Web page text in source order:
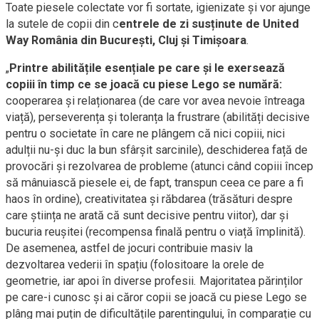
Toate piesele colectate vor fi sortate, igienizate și vor ajunge
la sutele de copii din centrele de zi susținute de United
Way România din București, Cluj și Timișoara.
„Printre abilitățile esențiale pe care și le exersează
copiii în timp ce se joacă cu piese Lego se numără:
cooperarea și relaționarea (de care vor avea nevoie întreaga
viață), perseverența și toleranța la frustrare (abilități decisive
pentru o societate în care ne plângem că nici copiii, nici
adulții nu-și duc la bun sfârșit sarcinile), deschiderea față de
provocări și rezolvarea de probleme (atunci când copiii încep
să mânuiască piesele ei, de fapt, transpun ceea ce pare a fi
haos în ordine), creativitatea și răbdarea (trăsături despre
care știința ne arată că sunt decisive pentru viitor), dar și
bucuria reușitei (recompensa finală pentru o viață împlinită).
De asemenea, astfel de jocuri contribuie masiv la
dezvoltarea vederii în spațiu (folositoare la orele de
geometrie, iar apoi în diverse profesii. Majoritatea părinților
pe care-i cunosc și ai căror copii se joacă cu piese Lego se
plâng mai puțin de dificultățile parentingului, în comparație cu